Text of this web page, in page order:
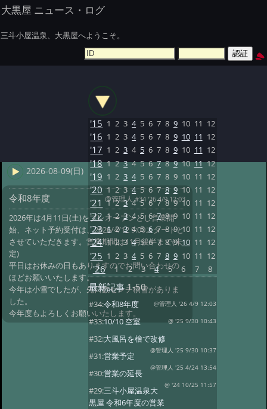
大黒屋 ニュース・ログ
三斗小屋温泉、大黒屋へようこそ。
2026-08-09(日)
令和8年度 @管理人#34 '26 4/9 12:03
2026年は4月11日(土)をプレオープンとし営業開
始、ネット予約受付は、2026/4/12 9:00スタートと
させていただきます。営業期間は11月後半まで(未
定)
平日はお休みの日もありますのでお問い合わせの
ほどお願いいたします。
今年は小雪でしたが、先日数センチ積雪がありま
した。
今年度もよろしくお願いいたします。
'15 1 2 3 4 5 6 7 8 9 10 11 12
'16 1 2 3 4 5 6 7 8 9 10 11 12
'17 1 2 3 4 5 6 7 8 9 10 11 12
'18 1 2 3 4 5 6 7 8 9 10 11 12
'19 1 2 3 4 5 6 7 8 9 10 11 12
'20 1 2 3 4 5 6 7 8 9 10 11 12
'21 1 2 3 4 5 6 7 8 9 10 11 12
'22 1 2 3 4 5 6 7 8 9 10 11 12
'23 1 2 3 4 5 6 7 8 9 10 11 12
'24 1 2 3 4 5 6 7 8 9 10 11 12
'25 1 2 3 4 5 6 7 8 9 10 11 12
'26 1 2 3 4 5 6 7 8
最新記事1-50
#34:令和8年度 @管理人 '26 4/9 12:03
#33:10/10 空室 @ '25 9/30 10:43
#32:大風呂を檜で改修
@管理人 '25 9/30 10:37
#31:営業予定
@管理人 '25 4/24 13:54
#30:営業の延長
@ '24 10/25 11:57
#29:三斗小屋温泉大
黒屋 令和6年度の営業